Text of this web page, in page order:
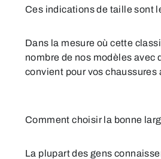
Ces indications de taille sont
Dans la mesure où cette
nombre de nos modèles avec
convient pour vos chaussures
Comment choisir la bonne
La plupart des gens